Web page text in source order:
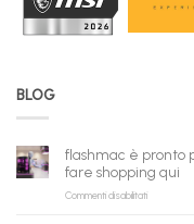
BLOG
flashmac è pronto
fare shopping qui
Commenti disabilitatisu